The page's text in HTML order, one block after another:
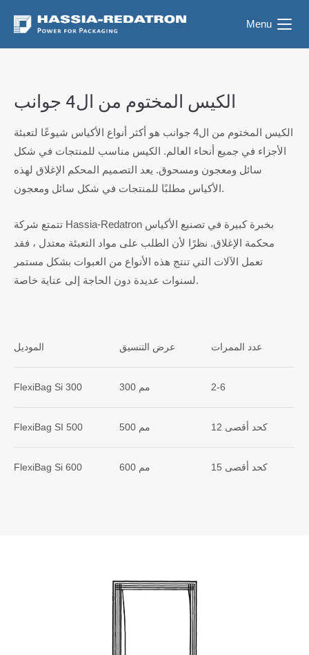
Menu
الكيس المختوم من ال4 جوانب
الكيس المختوم من ال4 جوانب هو أكثر أنواع الأكياس شيوعًا لتعبئة
الأجزاء في جميع أنحاء العالم. الكيس مناسب للمنتجات في شكل
سائل ومعجون ومسحوق. يعد التصميم المحكم الإغلاق لهذه
الأكياس مطلبًا للمنتجات في شكل سائل ومعجون.
تتمتع شركة Hassia-Redatron بخبرة كبيرة في تصنيع الأكياس
محكمة الإغلاق. نظرًا لأن الطلب على مواد التعبئة معتدل ، فقد
تعمل الآلات التي تنتج هذه الأنواع من العبوات بشكل مستمر
لسنوات عديدة دون الحاجة إلى عناية خاصة.
الموديل عرض التنسيق عدد الممرات
FlexiBag Si 300 300 مم 2-6
FlexiBag SI 500 500 مم كحد أقصى 12
FlexiBag Si 600 600 مم كحد أقصى 15